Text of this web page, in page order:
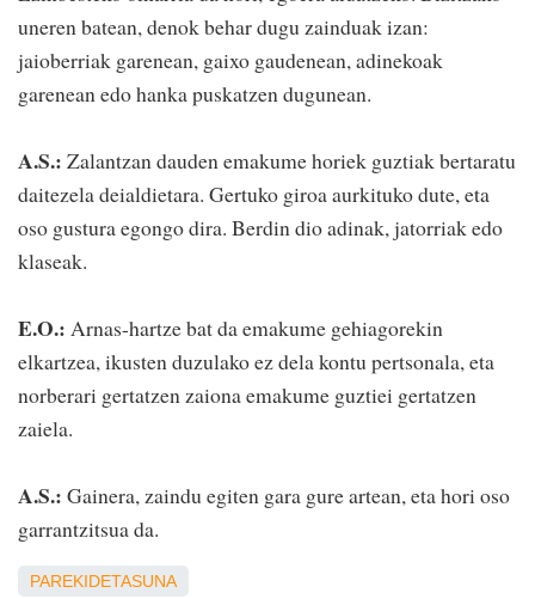
uneren batean, denok behar dugu zainduak izan:
jaioberriak garenean, gaixo gaudenean, adinekoak
garenean edo hanka puskatzen dugunean.
A.S.: Zalantzan dauden emakume horiek guztiak bertaratu
daitezela deialdietara. Gertuko giroa aurkituko dute, eta
oso gustura egongo dira. Berdin dio adinak, jatorriak edo
klaseak.
E.O.: Arnas-hartze bat da emakume gehiagorekin
elkartzea, ikusten duzulako ez dela kontu pertsonala, eta
norberari gertatzen zaiona emakume guztiei gertatzen
zaiela.
A.S.: Gainera, zaindu egiten gara gure artean, eta hori oso
garrantzitsua da.
PAREKIDETASUNA